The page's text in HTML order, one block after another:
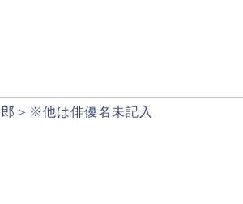
＞※他は俳優名未記入